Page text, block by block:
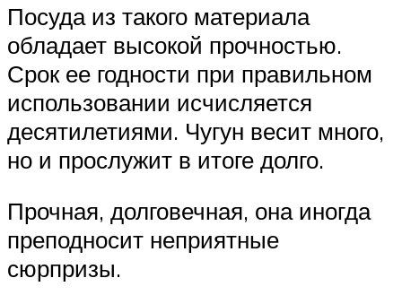
Посуда из такого материала
обладает высокой прочностью.
Срок ее годности при правильном
использовании исчисляется
десятилетиями. Чугун весит много,
но и прослужит в итоге долго.
Прочная, долговечная, она иногда
преподносит неприятные
сюрпризы.